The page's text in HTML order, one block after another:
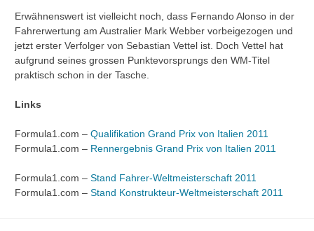
Erwähnenswert ist vielleicht noch, dass Fernando Alonso in der
Fahrerwertung am Australier Mark Webber vorbeigezogen und
jetzt erster Verfolger von Sebastian Vettel ist. Doch Vettel hat
aufgrund seines grossen Punktevorsprungs den WM-Titel
praktisch schon in der Tasche.
Links
Formula1.com – Qualifikation Grand Prix von Italien 2011
Formula1.com – Rennergebnis Grand Prix von Italien 2011
Formula1.com – Stand Fahrer-Weltmeisterschaft 2011
Formula1.com – Stand Konstrukteur-Weltmeisterschaft 2011